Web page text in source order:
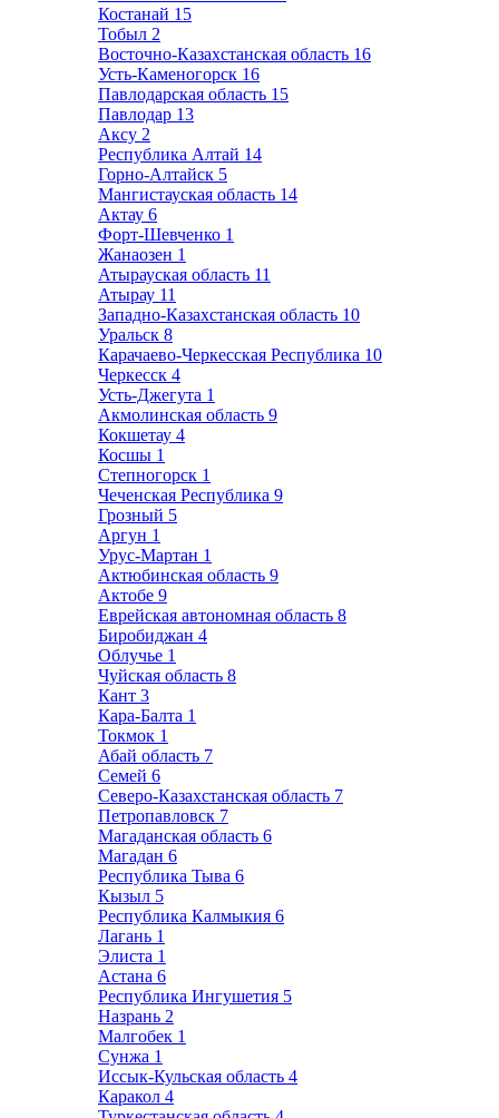
Костанай 15
Тобыл 2
Восточно-Казахстанская область 16
Усть-Каменогорск 16
Павлодарская область 15
Павлодар 13
Аксу 2
Республика Алтай 14
Горно-Алтайск 5
Мангистауская область 14
Актау 6
Форт-Шевченко 1
Жанаозен 1
Атырауская область 11
Атырау 11
Западно-Казахстанская область 10
Уральск 8
Карачаево-Черкесская Республика 10
Черкесск 4
Усть-Джегута 1
Акмолинская область 9
Кокшетау 4
Косшы 1
Степногорск 1
Чеченская Республика 9
Грозный 5
Аргун 1
Урус-Мартан 1
Актюбинская область 9
Актобе 9
Еврейская автономная область 8
Биробиджан 4
Облучье 1
Чуйская область 8
Кант 3
Кара-Балта 1
Токмок 1
Абай область 7
Семей 6
Северо-Казахстанская область 7
Петропавловск 7
Магаданская область 6
Магадан 6
Республика Тыва 6
Кызыл 5
Республика Калмыкия 6
Лагань 1
Элиста 1
Астана 6
Республика Ингушетия 5
Назрань 2
Малгобек 1
Сунжа 1
Иссык-Кульская область 4
Каракол 4